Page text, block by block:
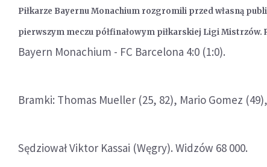
Piłkarze Bayernu Monachium rozgromili przed własną
pierwszym meczu półfinałowym piłkarskiej Ligi Mistrzów.
Bayern Monachium - FC Barcelona 4:0 (1:0).
Bramki: Thomas Mueller (25, 82), Mario Gomez
Sędziował Viktor Kassai (Węgry). Widzów 68 000.